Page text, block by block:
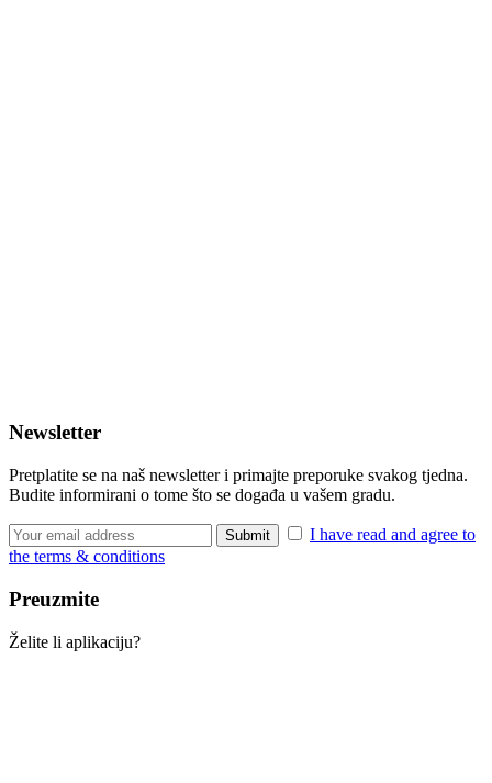
Newsletter
Pretplatite se na naš newsletter i primajte preporuke svakog tjedna.
Budite informirani o tome što se događa u vašem gradu.
I have read and agree to
the terms & conditions
Preuzmite
Želite li aplikaciju?